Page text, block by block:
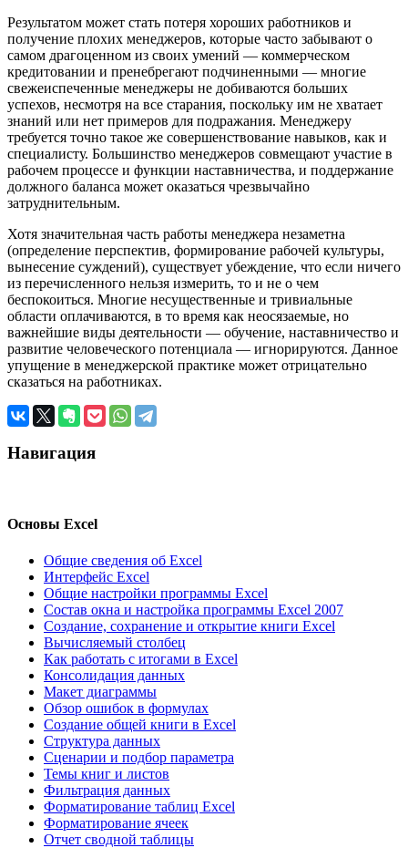
Результатом может стать потеря хороших работников и
получение плохих менеджеров, которые часто забывают о
самом драгоценном из своих умений — коммерческом
кредитовании и пренебрегают подчиненными — многие
свежеиспеченные менеджеры не добиваются больших
успехов, несмотря на все старания, поскольку им не хватает
знаний или нет примеров для подражания. Менеджеру
требуется точно такое же совершенствование навыков, как и
специалисту. Большинство менеджеров совмещают участие в
рабочем процессе и функции наставничества, и поддержание
должного баланса может оказаться чрезвычайно
затруднительным.
Хотя значительная часть работы менеджера незаметна
(определение перспектив, формирование рабочей культуры,
вынесение суждений), существует убеждение, что если ничего
из перечисленного нельзя измерить, то и не о чем
беспокоиться. Многие несущественные и тривиальные
области оплачиваются, в то время как неосязаемые, но
важнейшие виды деятельности — обучение, наставничество и
развитие человеческого потенциала — игнорируются. Данное
упущение в менеджерской практике может отрицательно
сказаться на работниках.
Навигация
Основы Excel
Общие сведения об Excel
Интерфейс Excel
Общие настройки программы Excel
Состав окна и настройка программы Excel 2007
Создание, сохранение и открытие книги Excel
Вычисляемый столбец
Как работать с итогами в Excel
Консолидация данных
Макет диаграммы
Обзор ошибок в формулах
Создание общей книги в Excel
Структура данных
Сценарии и подбор параметра
Темы книг и листов
Фильтрация данных
Форматирование таблиц Excel
Форматирование ячеек
Отчет сводной таблицы